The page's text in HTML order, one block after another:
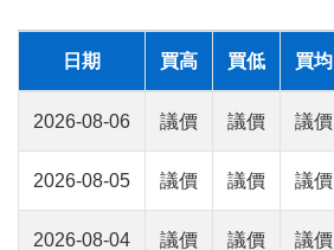
日期 買高 買低 買均
2026-08-06 議價 議價 議價
2026-08-05 議價 議價 議價
2026-08-04 議價 議價 議價